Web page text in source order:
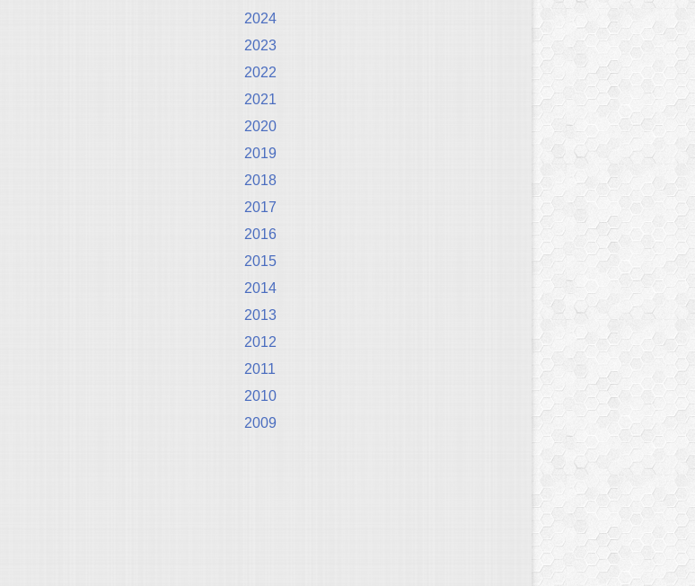
2024
2023
2022
2021
2020
2019
2018
2017
2016
2015
2014
2013
2012
2011
2010
2009